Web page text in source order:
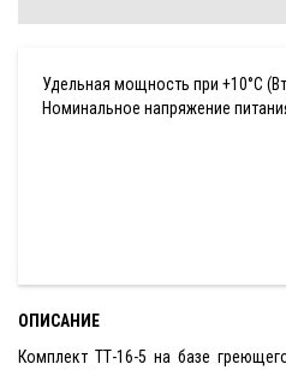
Удельная мощность при +10°С
Номинальное напряжение
ОПИСАНИЕ
Комплект ТТ-16-5 на базе